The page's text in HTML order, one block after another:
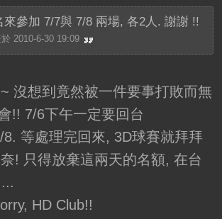
來參加 7/7與 7/8 兩場, 各2人. 謝謝 !!
2010-6-30 19:09
沒想到竟然被一件要事打敗而無
!! 7/6下午一定要回台
等處理完回來, 3D球賽就拜拜
! 只得放棄這兩天的名額, 在台
HD Club!!